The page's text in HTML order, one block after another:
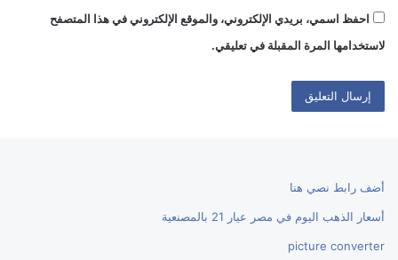
احفظ اسمي، بريدي الإلكتروني، والموقع الإلكتروني في هذا المتصفح
لاستخدامها المرة المقبلة في تعليقي.
أضف رابط نصي هنا
أسعار الذهب اليوم في مصر عيار 21 بالمصنعية
picture converter